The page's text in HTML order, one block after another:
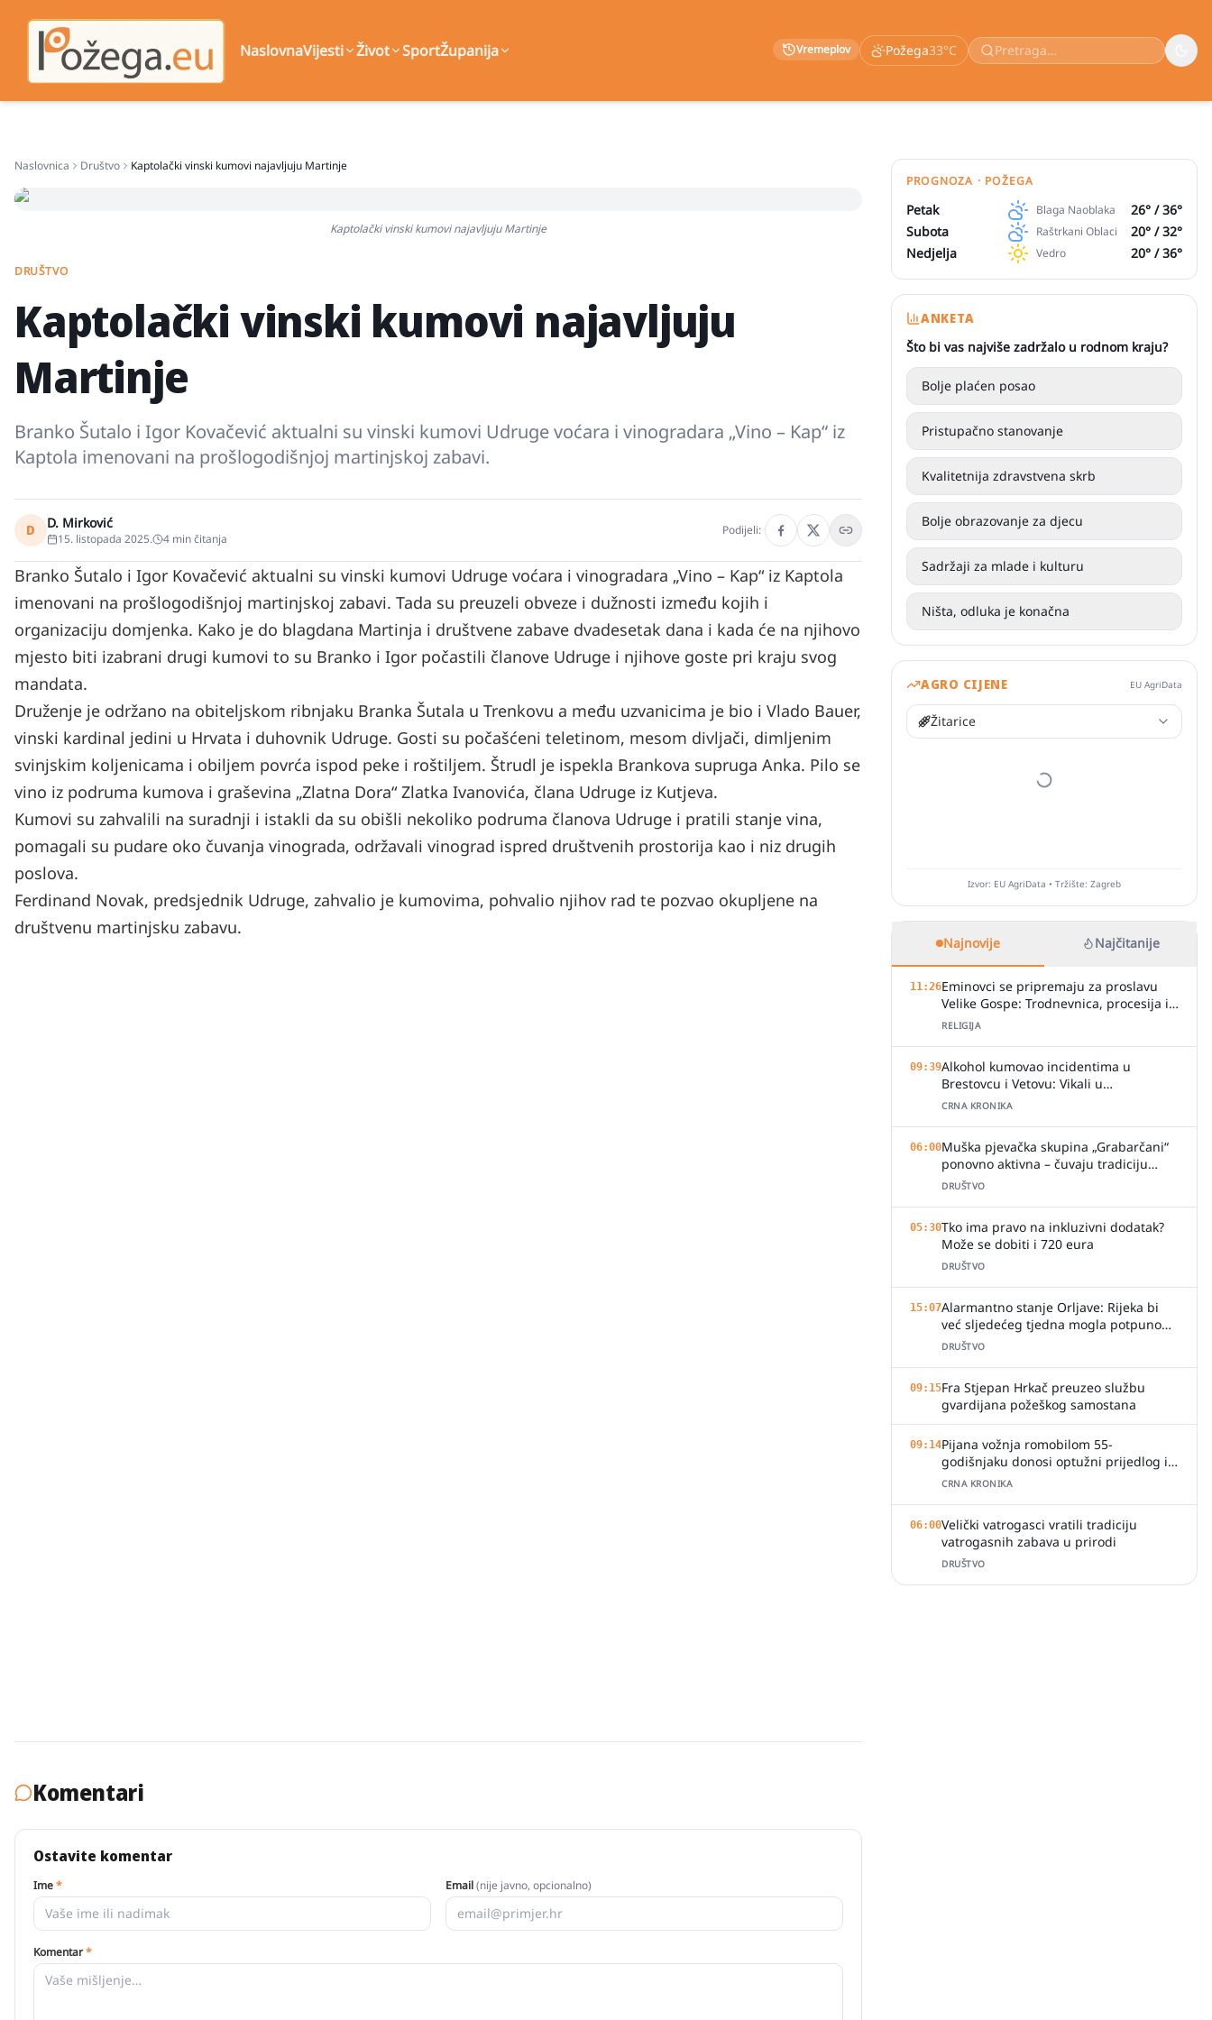
NaslovnaVijesti Život SportŽupanija Vremeplov Požega33°C
Naslovnica Društvo Kaptolački vinski kumovi najavljuju Martinje
Kaptolački vinski kumovi najavljuju Martinje
DRUŠTVO
Kaptolački vinski kumovi najavljuju
Martinje
Branko Šutalo i Igor Kovačević aktualni su vinski kumovi Udruge voćara i vinogradara „Vino – Kap“ iz
Kaptola imenovani na prošlogodišnjoj martinjskoj zabavi.
D D. Mirković
15. listopada 2025. 4 min čitanja
Podijeli:
Branko Šutalo i Igor Kovačević aktualni su vinski kumovi Udruge voćara i vinogradara „Vino – Kap“ iz Kaptola
imenovani na prošlogodišnjoj martinjskoj zabavi. Tada su preuzeli obveze i dužnosti između kojih i
organizaciju domjenka. Kako je do blagdana Martinja i društvene zabave dvadesetak dana i kada će na njihovo
mjesto biti izabrani drugi kumovi to su Branko i Igor počastili članove Udruge i njihove goste pri kraju svog
mandata.
Druženje je održano na obiteljskom ribnjaku Branka Šutala u Trenkovu a među uzvanicima je bio i Vlado Bauer,
vinski kardinal jedini u Hrvata i duhovnik Udruge. Gosti su počašćeni teletinom, mesom divljači, dimljenim
svinjskim koljenicama i obiljem povrća ispod peke i roštiljem. Štrudl je ispekla Brankova supruga Anka. Pilo se
vino iz podruma kumova i graševina „Zlatna Dora“ Zlatka Ivanovića, člana Udruge iz Kutjeva.
Kumovi su zahvalili na suradnji i istakli da su obišli nekoliko podruma članova Udruge i pratili stanje vina,
pomagali su pudare oko čuvanja vinograda, održavali vinograd ispred društvenih prostorija kao i niz drugih
poslova.
Ferdinand Novak, predsjednik Udruge, zahvalio je kumovima, pohvalio njihov rad te pozvao okupljene na
društvenu martinjsku zabavu.
Komentari
Ostavite komentar
Ime* Email(nije javno, opcionalno)
Komentar*
PROGNOZA · POŽEGA
Petak Blaga Naoblaka 26° /36°
Subota
Raštrkani Oblaci 20° /32°
Nedjelja
Vedro 20° /36°
ANKETA
Što bi vas najviše zadržalo u rodnom kraju?
Bolje plaćen posao
Pristupačno stanovanje
Kvalitetnija zdravstvena skrb
Bolje obrazovanje za djecu
Sadržaji za mlade i kulturu
Ništa, odluka je konačna
AGRO CIJENE EU AgriData
Žitarice
Izvor: EU AgriData • Tržište: Zagreb
Najnovije Najčitanije
11:26Eminovci se pripremaju za proslavu
Velike Gospe: Trodnevnica, procesija i
svečano misno slavlje
RELIGIJA
09:39Alkohol kumovao incidentima u
Brestovcu i Vetovu: Vikali u
ugostiteljskim objektima, jedan zalio
CRNA KRONIKA
06:00Muška pjevačka skupina „Grabarčani“
ponovno aktivna – čuvaju tradiciju
izvornog slavonskog pjevanja
DRUŠTVO
05:30Tko ima pravo na inkluzivni dodatak?
Može se dobiti i 720 eura
DRUŠTVO
15:07Alarmantno stanje Orljave: Rijeka bi
već sljedećeg tjedna mogla potpuno
presušiti
DRUŠTVO
09:15Fra Stjepan Hrkač preuzeo službu
gvardijana požeškog samostana
09:14Pijana vožnja romobilom 55-
godišnjaku donosi optužni prijedlog i
kaznu
CRNA KRONIKA
06:00Velički vatrogasci vratili tradiciju
vatrogasnih zabava u prirodi
DRUŠTVO